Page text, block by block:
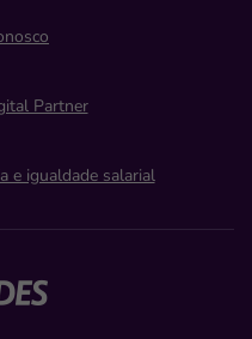
Partner
e igualdade salarial